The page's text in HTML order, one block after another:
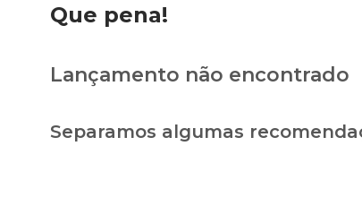
Que pena!
Lançamento não encontrado
Separamos algumas